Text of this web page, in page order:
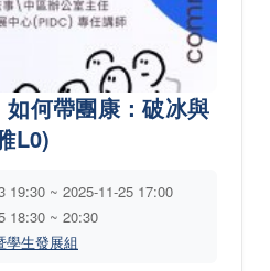
如何帶團康：破冰與
L0)
19:30 ~ 2025-11-25 17:00
18:30 ~ 20:30
學生發展組